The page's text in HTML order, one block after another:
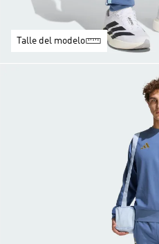
Talle del modelo